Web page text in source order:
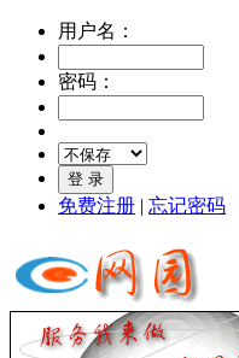
用户名：
密码：
免费注册 | 忘记密码